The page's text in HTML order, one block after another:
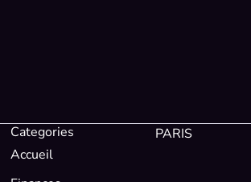
Categories
Accueil
PARIS